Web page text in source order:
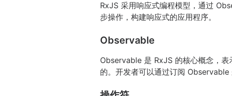
RxJS 采用响应式编程模型，通过
步操作，构建响应式的应用程序。
Observable
Observable 是 RxJS 的核心概念，
的。开发者可以通过订阅 Observable